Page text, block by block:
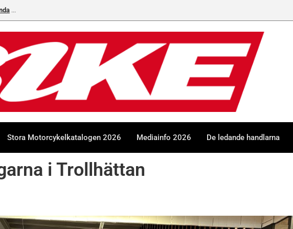
Stora Motorcykelkatalogen 2026 Mediainfo 2026 De ledande handlarna
i Trollhättan